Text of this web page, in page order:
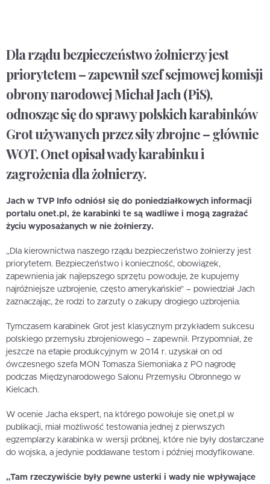
Dla rządu bezpieczeństwo żołnierzy jest
priorytetem – zapewnił szef sejmowej komisji
obrony narodowej Michał Jach (PiS),
odnosząc się do sprawy polskich karabinków
Grot używanych przez siły zbrojne – głównie
WOT. Onet opisał wady karabinku i
zagrożenia dla żołnierzy.
Jach w TVP Info odniósł się do poniedziałkowych informacji
portalu onet.pl, że karabinki te są wadliwe i mogą zagrażać
życiu wyposażanych w nie żołnierzy.
„Dla kierownictwa naszego rządu bezpieczeństwo żołnierzy jest
priorytetem. Bezpieczeństwo i konieczność, obowiązek,
zapewnienia jak najlepszego sprzętu powoduje, że kupujemy
najróżniejsze uzbrojenie, często amerykańskie” – powiedział Jach
zaznaczając, że rodzi to zarzuty o zakupy drogiego uzbrojenia.
Tymczasem karabinek Grot jest klasycznym przykładem sukcesu
polskiego przemysłu zbrojeniowego – zapewnił. Przypomniał, że
jeszcze na etapie produkcyjnym w 2014 r. uzyskał on od
ówczesnego szefa MON Tomasza Siemoniaka z PO nagrodę
podczas Międzynarodowego Salonu Przemysłu Obronnego w
Kielcach.
W ocenie Jacha ekspert, na którego powołuje się onet.pl w
publikacji, miał możliwość testowania jednej z pierwszych
egzemplarzy karabinka w wersji próbnej, które nie były dostarczane
do wojska, a jedynie poddawane testom i później modyfikowane.
„Tam rzeczywiście były pewne usterki i wady nie wpływające